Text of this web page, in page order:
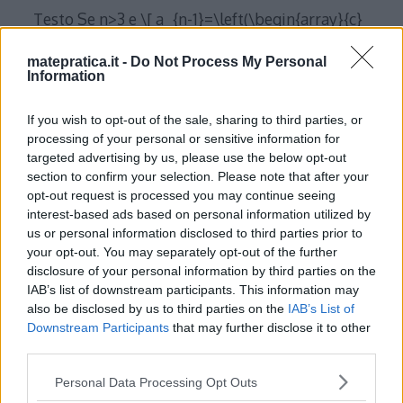
matepratica.it - Do Not Process My Personal
Information
If you wish to opt-out of the sale, sharing to third parties, or
processing of your personal or sensitive information for
targeted advertising by us, please use the below opt-out
section to confirm your selection. Please note that after your
opt-out request is processed you may continue seeing
interest-based ads based on personal information utilized by
us or personal information disclosed to third parties prior to
your opt-out. You may separately opt-out of the further
disclosure of your personal information by third parties on the
IAB’s list of downstream participants. This information may
also be disclosed by us to third parties on the IAB’s List of
Downstream Participants that may further disclose it to other
Please note that this website/app uses one or more Google
Personal Data Processing Opt Outs
Testo Se n>3 e \[ a_{n-1}=\left(\begin{array}{c}
2}=\left(\begin{array}{c} n\\ n-2
{c} n\\ n-3 \end{array}\right) \] sono in
progressione aritmetica, che valore avrà n?
Soluzione Se i tre elementi sono in
progressione aritmetica significa che la
differenza tra un elemento della successione e il
precedente – o il successivo – è un valore
costante d[…]
Read More…
Maturità 2010 – Seconda prova